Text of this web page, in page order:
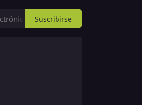
Suscribirse